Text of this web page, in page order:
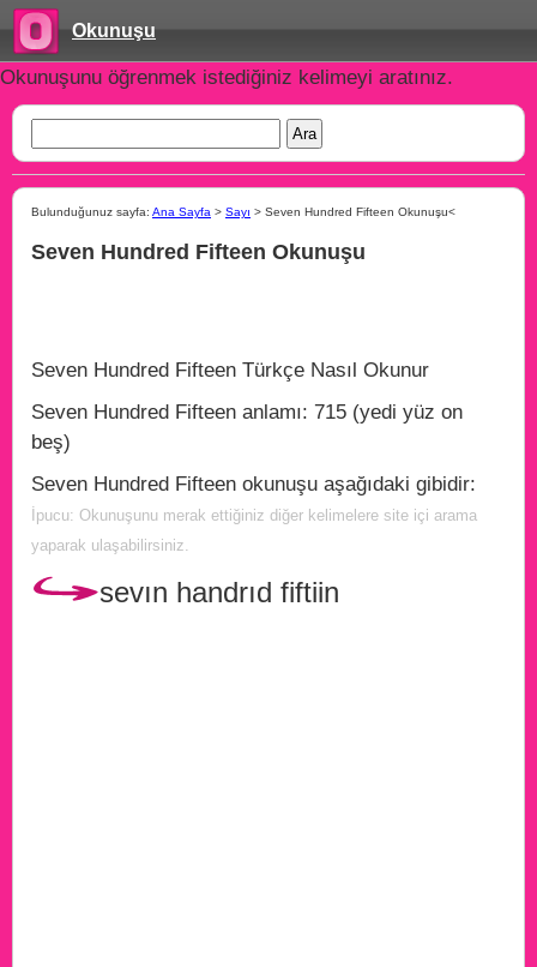
Okunuşu
Okunuşunu öğrenmek istediğiniz kelimeyi aratınız.
Bulunduğunuz sayfa: Ana Sayfa > Sayı > Seven Hundred Fifteen Okunuşu<
Seven Hundred Fifteen Okunuşu
Seven Hundred Fifteen Türkçe Nasıl Okunur
Seven Hundred Fifteen anlamı: 715 (yedi yüz on
beş)
Seven Hundred Fifteen okunuşu aşağıdaki gibidir:
İpucu: Okunuşunu merak ettiğiniz diğer kelimelere site içi arama
yaparak ulaşabilirsiniz.
sevın handrıd fiftiin